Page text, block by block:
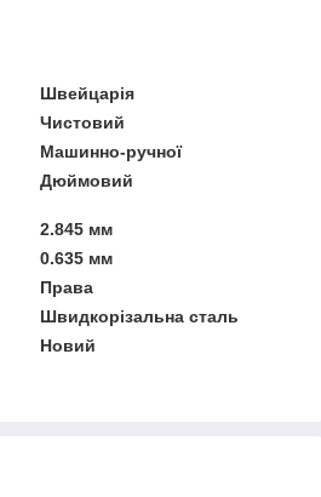
Швейцарія
Чистовий
Машинно-ручної
Дюймовий
2.845 мм
0.635 мм
Права
Швидкорізальна сталь
Новий